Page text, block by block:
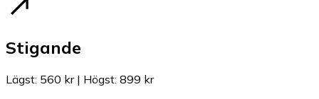
Stigande
Lägst: 560 kr| Högst: 899 kr